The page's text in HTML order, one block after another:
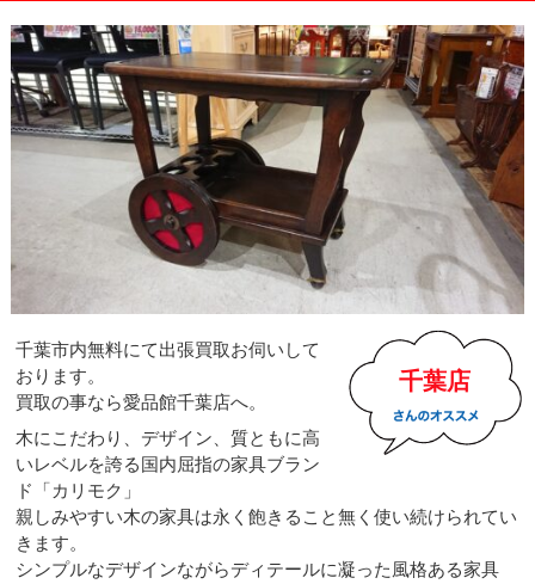
千葉店
千葉市内無料にて出張買取お伺いして
おります。
買取の事なら愛品館千葉店へ。
木にこだわり、デザイン、質ともに高
いレベルを誇る国内屈指の家具ブラン
ド「カリモク」
親しみやすい木の家具は永く飽きること無く使い続けられてい
きます。
シンプルなデザインながらディテールに凝った風格ある家具